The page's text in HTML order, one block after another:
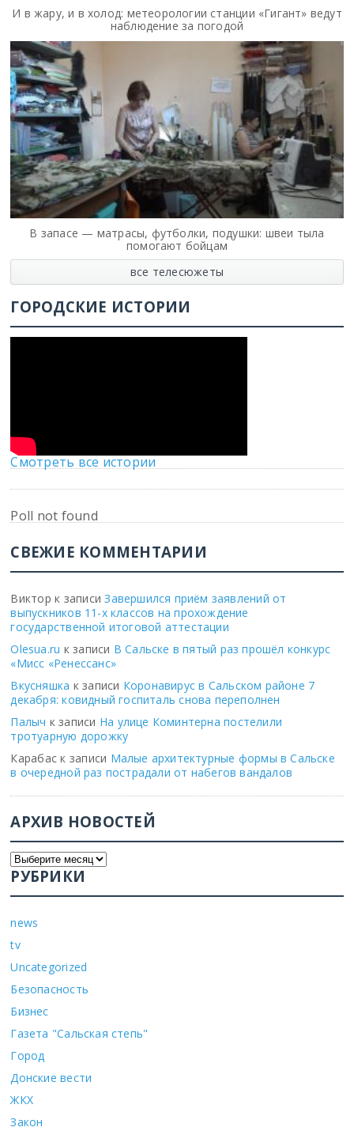
И в жару, и в холод: метеорологии станции «Гигант» ведут
наблюдение за погодой
В запасе — матрасы, футболки, подушки: швеи тыла
помогают бойцам
все телесюжеты
ГОРОДСКИЕ ИСТОРИИ
Смотреть все истории
Poll not found
СВЕЖИЕ КОММЕНТАРИИ
Виктор к записиЗавершился приём заявлений от
выпускников 11-х классов на прохождение
государственной итоговой аттестации
Olesua.ru к записи В Сальске в пятый раз прошёл конкурс
«Мисс «Ренессанс»
Вкусняшка к записи Коронавирус в Сальском районе 7
декабря: ковидный госпиталь снова переполнен
Палыч к записи На улице Коминтерна постелили
тротуарную дорожку
Карабас к записи Малые архитектурные формы в Сальске
в очередной раз пострадали от набегов вандалов
АРХИВ НОВОСТЕЙ
РУБРИКИ
news
tv
Uncategorized
Безопасность
Бизнес
Газета "Сальская степь"
Город
Донские вести
ЖКХ
Закон